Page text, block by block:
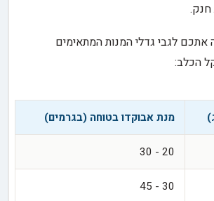
חנק.
לגבי גדלי המנות המתאימים
הכלב:
מנת אבוקדו בטוחה (בגרמים)
20 - 30
30 - 45